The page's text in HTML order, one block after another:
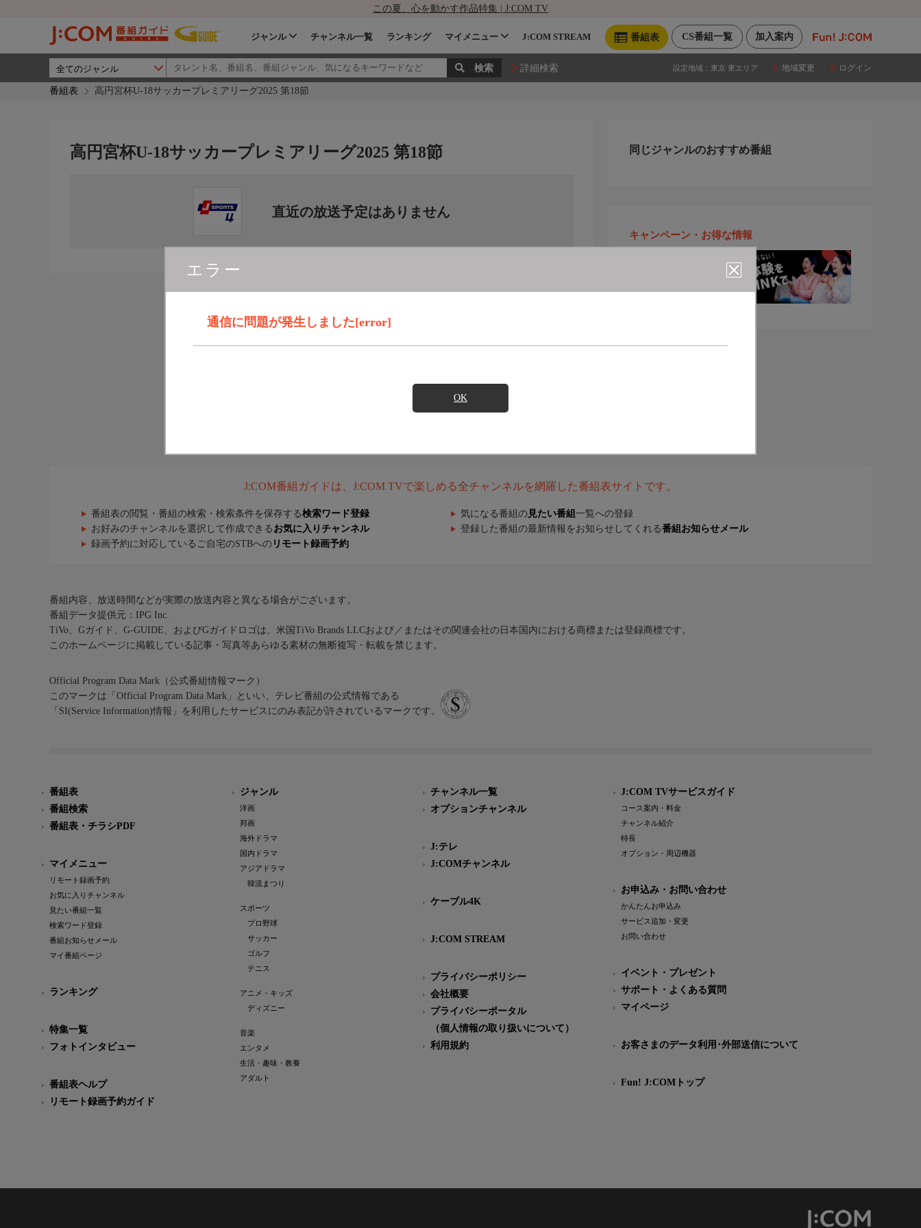
この夏、心を動かす作品特集 | J:COM TV
加入案内
CS番組一覧
番組表
ジャンル チャンネル一覧 ランキング マイメニュー J:COM STREAM
詳細検索 設定地域： 東京 東エリア 地域変更 ログイン
番組表 高円宮杯U-18サッカープレミアリーグ2025 第18節
エラー
通信に問題が発生しました[error]
OK
高円宮杯U-18サッカープレミアリーグ2025 第18節
直近の放送予定はありません
同じジャンルのおすすめ番組
キャンペーン・お得な情報
J:COM番組ガイドは、J:COM TVで楽しめる全チャンネルを網羅した番組表サイトです。
番組表の閲覧・番組の検索・検索条件を保存する検索ワード登録 気になる番組の 見たい番組 一覧への登録
お好みのチャンネルを選択して作成できる お気に入りチャンネル 登録した番組の最新情報をお知らせしてくれる番組お知らせメール
録画予約に対応しているご自宅のSTBへの リモート録画予約
番組内容、放送時間などが実際の放送内容と異なる場合がございます。
番組データ提供元：IPG Inc.
TiVo、Gガイド、G-GUIDE、およびGガイドロゴは、米国TiVo Brands LLCおよび／またはその関連会社の日本国内における商標または登録商標です。
このホームページに掲載している記事・写真等あらゆる素材の無断複写・転載を禁じます。
Official Program Data Mark（公式番組情報マーク）
このマークは「Official Program Data Mark」といい、テレビ番組の公式情報である
「SI(Service Information)情報」を利用したサービスにのみ表記が許されているマークです。
番組表
番組検索
番組表・チラシPDF
マイメニュー
リモート録画予約
お気に入りチャンネル
見たい番組一覧
検索ワード登録
番組お知らせメール
マイ番組ページ
ランキング
特集一覧
フォトインタビュー
番組表ヘルプ
リモート録画予約ガイド
ジャンル
洋画
邦画
海外ドラマ
国内ドラマ
アジアドラマ
韓流まつり
スポーツ
プロ野球
サッカー
ゴルフ
テニス
アニメ・キッズ
ディズニー
音楽
エンタメ
生活・趣味・教養
アダルト
チャンネル一覧
オプションチャンネル
J:テレ
J:COMチャンネル
ケーブル4K
J:COM STREAM
プライバシーポリシー
会社概要
プライバシーポータル
（個人情報の取り扱いについて）
利用規約
J:COM TVサービスガイド
コース案内・料金
チャンネル紹介
特長
オプション・周辺機器
お申込み・お問い合わせ
かんたんお申込み
サービス追加・変更
お問い合わせ
イベント・プレゼント
サポート・よくある質問
マイページ
お客さまのデータ利用･外部送信について
Fun! J:COMトップ